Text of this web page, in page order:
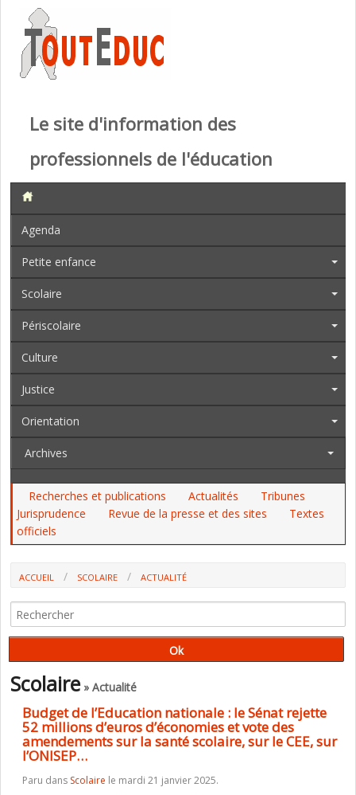
Le site d'information des
professionnels de l'éducation
Agenda
Petite enfance
Scolaire
Périscolaire
Culture
Justice
Orientation
Archives
Recherches et publications Actualités
Tribunes
Jurisprudence
Revue de la presse et des sites
Textes
officiels
ACCUEIL SCOLAIRE
ACTUALITÉ
MILLIONS D’EUROS D’ÉCONOMIES ET VOTE DES AMENDEMENTS SUR LA
SANTÉ SCOLAIRE, SUR LE CEE, SUR L’ONISEP…
Scolaire» Actualité
Budget de l’Education nationale : le Sénat rejette
52 millions d’euros d’économies et vote des
amendements sur la santé scolaire, sur le CEE, sur
l’ONISEP…
Paru dans Scolaire le mardi 21 janvier 2025.